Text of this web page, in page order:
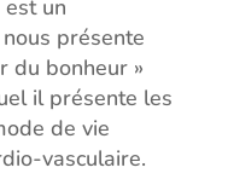
un
présente
du bonheur »
il présente les
de vie
vasculaire.